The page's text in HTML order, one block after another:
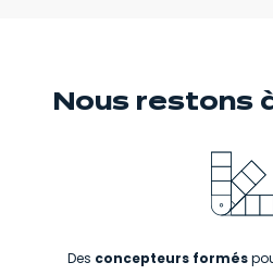
Nous restons
Des concepteurs formés